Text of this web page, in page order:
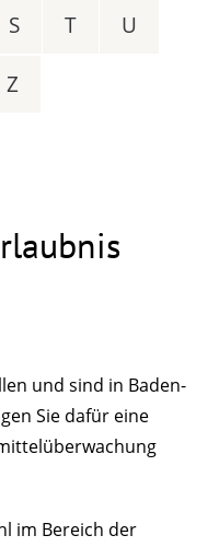
S T U
Z
und sind in Baden-
Sie dafür eine
im Bereich der